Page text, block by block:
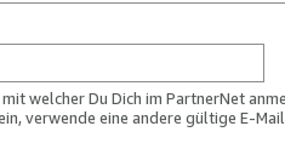
welcher Du Dich im PartnerNet
verwende eine andere gültige E-